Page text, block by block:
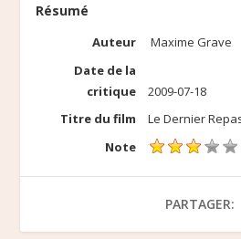
Résumé
Auteur
Maxime Grave
Date de la
critique
2009-07-18
Titre du film
Le Dernier
Note
PARTAGER: